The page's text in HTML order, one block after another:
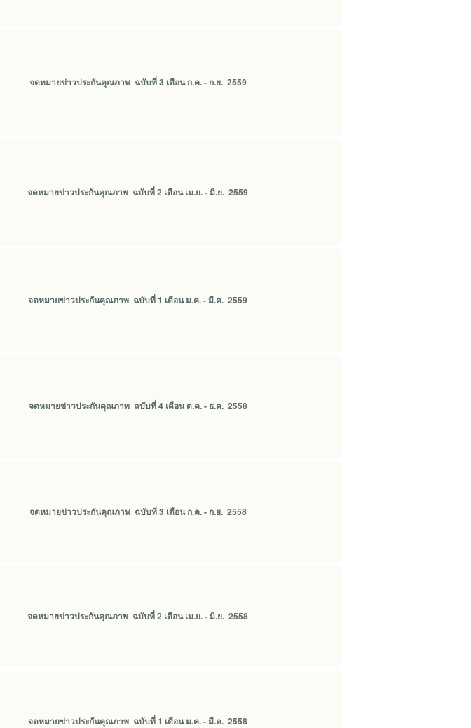
จดหมายข่าวประกันคุณภาพ ฉบับที่ 3 เดือน ก.ค. - ก.ย. 2559
จดหมายข่าวประกันคุณภาพ ฉบับที่ 2 เดือน เม.ย. - มิ.ย. 2559
จดหมายข่าวประกันคุณภาพ ฉบับที่ 1 เดือน ม.ค. - มี.ค. 2559
จดหมายข่าวประกันคุณภาพ ฉบับที่ 4 เดือน ต.ค. - ธ.ค. 2558
จดหมายข่าวประกันคุณภาพ ฉบับที่ 3 เดือน ก.ค. - ก.ย. 2558
จดหมายข่าวประกันคุณภาพ ฉบับที่ 2 เดือน เม.ย. - มิ.ย. 2558
จดหมายข่าวประกันคุณภาพ ฉบับที่ 1 เดือน ม.ค. - มี.ค. 2558